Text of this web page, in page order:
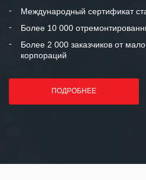
лет успеха и
Международный сертификат
Более 10 000
Более 2 000 заказчиков от
корпораций
ПОДРОБНЕЕ